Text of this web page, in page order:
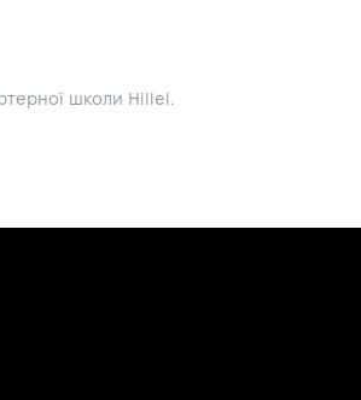
школи Hillel.